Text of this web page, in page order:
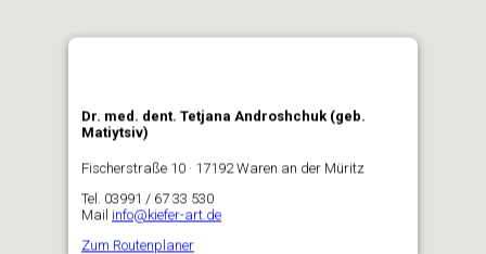
Dr. med. dent. Tetjana Androshchuk (geb.
Matiytsiv)
Fischerstraße 10 · 17192 Waren an der Müritz
Tel. 03991 / 67 33 530
Mail info@kiefer-art.de
Zum Routenplaner